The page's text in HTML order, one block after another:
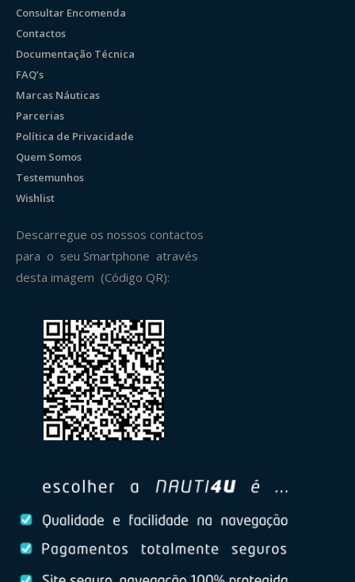
Consultar Encomenda
Contactos
Documentação Técnica
FAQ’s
Marcas Náuticas
Parcerias
Política de Privacidade
Quem Somos
Testemunhos
Wishlist
Descarregue os nossos contactos
para o seu Smartphone através
desta imagem (Código QR):